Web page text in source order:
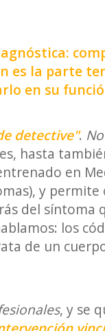
es la parte
en su
detective".
hasta
en
y
del síntoma
los
de un
, y se